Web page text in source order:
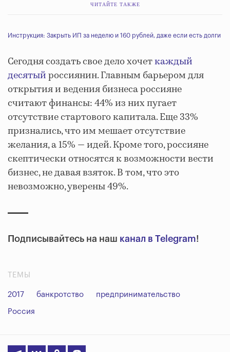
ЧИТАЙТЕ ТАКЖЕ
Инструкция: Закрыть ИП за неделю и 160 рублей, даже если есть долги
Сегодня создать свое дело хочеткаждый
десятыйроссиянин. Главным барьером для
открытия и ведения бизнеса россияне
считают финансы: 44% из них пугает
отсутствие стартового капитала. Еще 33%
признались, что им мешает отсутствие
желания, а 15% — идей. Кроме того, россияне
скептически относятся к возможности вести
бизнес, не давая взяток. В том, что это
невозможно, уверены 49%.
Подписывайтесь на наш канал в Telegram!
ТЕМЫ
2017 банкротство предпринимательство
Россия